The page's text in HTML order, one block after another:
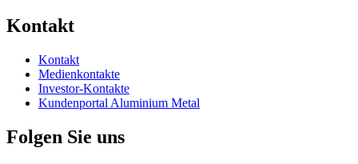
Kontakt
Kontakt
Medienkontakte
Investor-Kontakte
Kundenportal Aluminium Metal
Folgen Sie uns